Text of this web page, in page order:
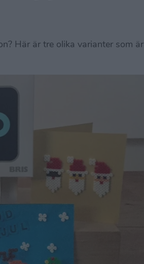
Här är tre olika varianter som är